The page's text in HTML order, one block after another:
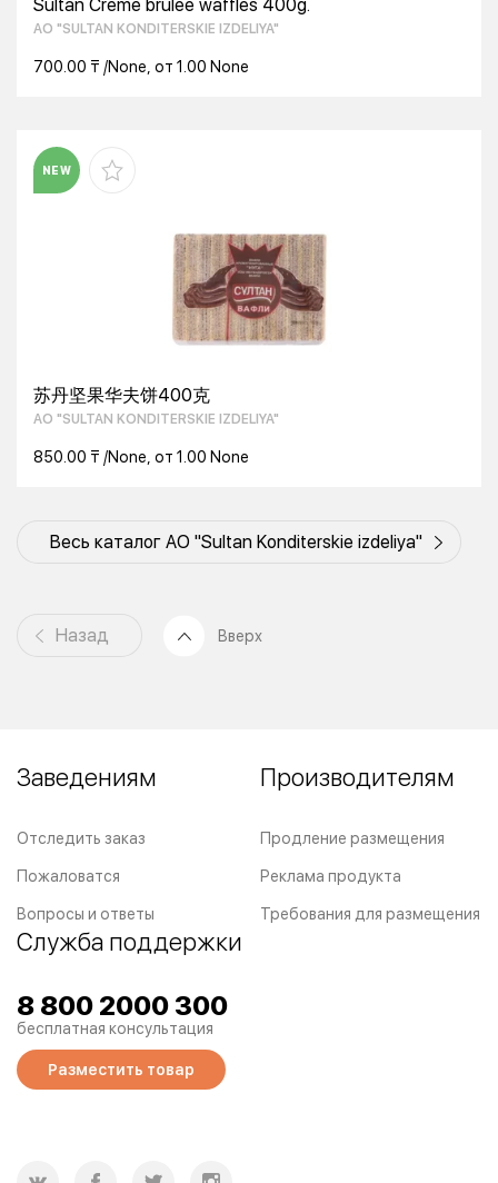
Sultan Creme brulee waffles 400g.
AO "SULTAN KONDITERSKIE IZDELIYA"
700.00 ₸ /None, от 1.00 None
NEW
苏丹坚果华夫饼400克
AO "SULTAN KONDITERSKIE IZDELIYA"
850.00 ₸ /None, от 1.00 None
Весь каталог AO "Sultan Konditerskie izdeliya"
Назад Вверх
Заведениям
Отследить заказ
Пожаловатся
Вопросы и ответы
Производителям
Продление размещения
Реклама продукта
Требования для размещения
Служба поддержки
8 800 2000 300
бесплатная консультация
Разместить товар